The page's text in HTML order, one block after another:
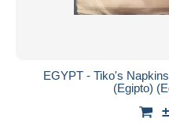
EGYPT - Tiko's
(Egipto)